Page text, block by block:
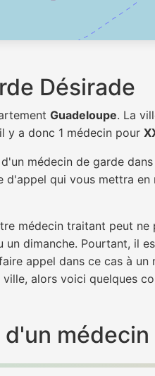
Désirade
Guadeloupe. La
il y a donc 1 médecin pour
médecin de garde dans
qui vous mettra
médecin traitant peut
un dimanche. Pourtant, il
appel dans ce cas à
alors voici quelques